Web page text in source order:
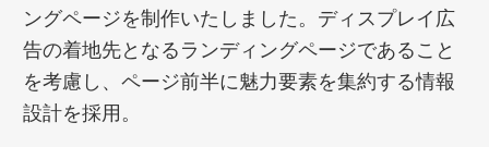
ングページを制作いたしました。ディスプレイ広
告の着地先となるランディングページであること
を考慮し、ページ前半に魅力要素を集約する情報
設計を採用。